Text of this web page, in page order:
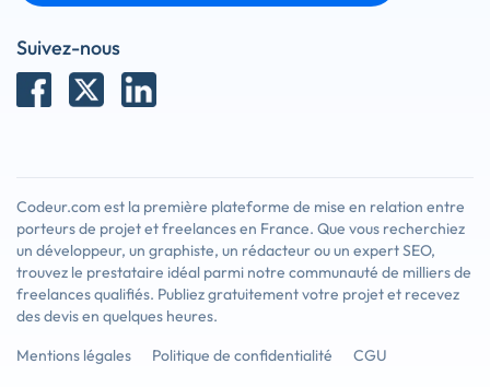
Suivez-nous
Codeur.com est la première plateforme de mise en relation entre
porteurs de projet et freelances en France. Que vous recherchiez
un développeur, un graphiste, un rédacteur ou un expert SEO,
trouvez le prestataire idéal parmi notre communauté de milliers de
freelances qualifiés. Publiez gratuitement votre projet et recevez
des devis en quelques heures.
Mentions légales
Politique de confidentialité
CGU